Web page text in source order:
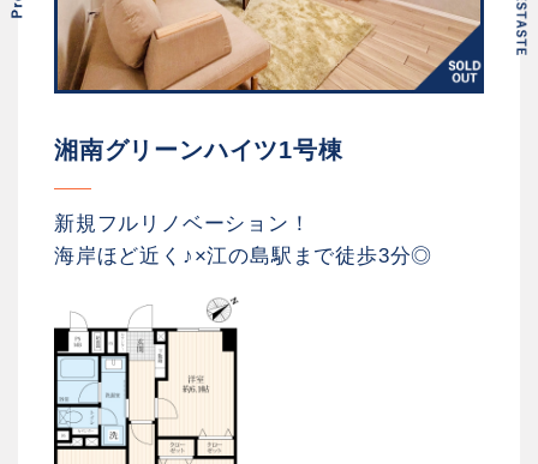
湘南グリーンハイツ1号棟
新規フルリノベーション！
海岸ほど近く♪×江の島駅まで徒歩3分◎